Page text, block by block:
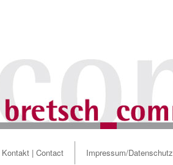
Kontakt | Contact Impressum/Datenschutz